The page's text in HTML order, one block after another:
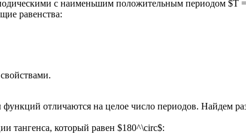
с наименьшим положительным периодом $T =
равенства:
отличаются на целое число периодов. Найдем
тангенса, который равен $180^\circ$: